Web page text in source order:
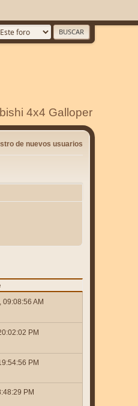
4x4 Galloper
de nuevos usuarios
09:08:56 AM
PM
PM
PM